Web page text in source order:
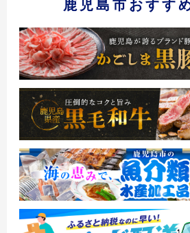
鹿児島市おすす